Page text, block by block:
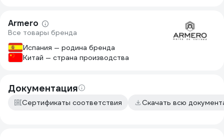
Armero
Все товары бренда
Испания — родина бренда
Китай — страна производства
Документация
Сертификаты соответствия Скачать всю